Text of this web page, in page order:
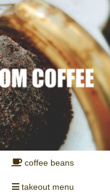
coffee beans
takeout menu